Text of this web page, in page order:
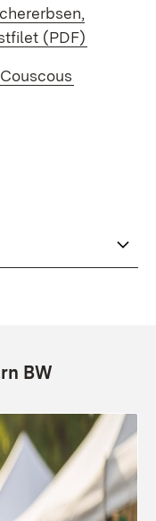
(PDF)
BW